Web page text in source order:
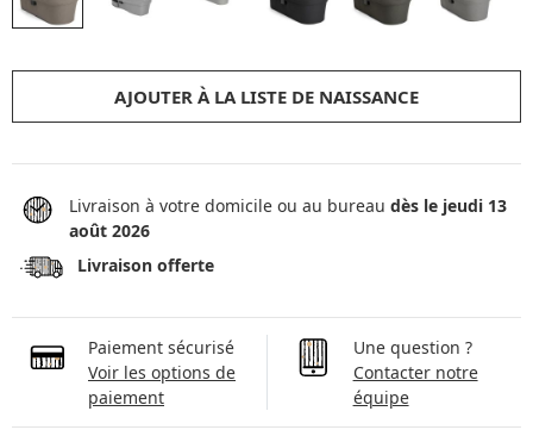
AJOUTER À LA LISTE DE NAISSANCE
Livraison à votre domicile ou au bureau dès le jeudi 13
août 2026
Livraison offerte
Paiement sécurisé
Voir les options de
paiement
Une question ?
Contacter notre
équipe